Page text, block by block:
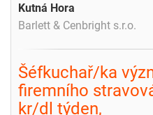
Kutná Hora
Barlett & Cenbright s.r.o.
Šéfkuchař/ka
firemního
kr/dl týden,